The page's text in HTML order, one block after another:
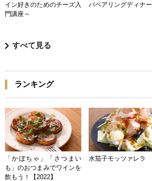
イン好きのためのチーズ入
門講座～
バペアリングディナー
すべて見る
ランキング
「かぼちゃ」「さつまい
も」のおつまみでワインを
飲もう！【2022】
水茄子モッツァレラ